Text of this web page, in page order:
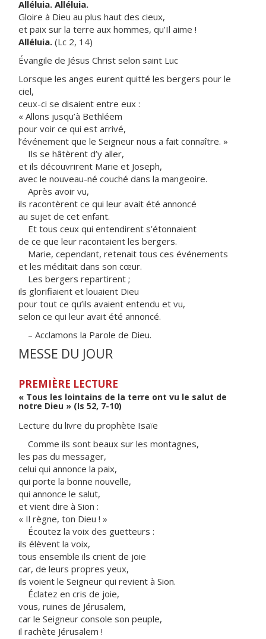
Alléluia. Alléluia.
Gloire à Dieu au plus haut des cieux,
et paix sur la terre aux hommes, qu’Il aime !
Alléluia. (Lc 2, 14)
Évangile de Jésus Christ selon saint Luc
Lorsque les anges eurent quitté les bergers pour le
ciel,
ceux-ci se disaient entre eux :
« Allons jusqu’à Bethléem
pour voir ce qui est arrivé,
l’événement que le Seigneur nous a fait connaître. »
Ils se hâtèrent d’y aller,
et ils découvrirent Marie et Joseph,
avec le nouveau-né couché dans la mangeoire.
Après avoir vu,
ils racontèrent ce qui leur avait été annoncé
au sujet de cet enfant.
Et tous ceux qui entendirent s’étonnaient
de ce que leur racontaient les bergers.
Marie, cependant, retenait tous ces événements
et les méditait dans son cœur.
Les bergers repartirent ;
ils glorifiaient et louaient Dieu
pour tout ce qu’ils avaient entendu et vu,
selon ce qui leur avait été annoncé.
– Acclamons la Parole de Dieu.
MESSE DU JOUR
PREMIÈRE LECTURE
« Tous les lointains de la terre ont vu le salut de
notre Dieu » (Is 52, 7-10)
Lecture du livre du prophète Isaïe
Comme ils sont beaux sur les montagnes,
les pas du messager,
celui qui annonce la paix,
qui porte la bonne nouvelle,
qui annonce le salut,
et vient dire à Sion :
« Il règne, ton Dieu ! »
Écoutez la voix des guetteurs :
ils élèvent la voix,
tous ensemble ils crient de joie
car, de leurs propres yeux,
ils voient le Seigneur qui revient à Sion.
Éclatez en cris de joie,
vous, ruines de Jérusalem,
car le Seigneur console son peuple,
il rachète Jérusalem !